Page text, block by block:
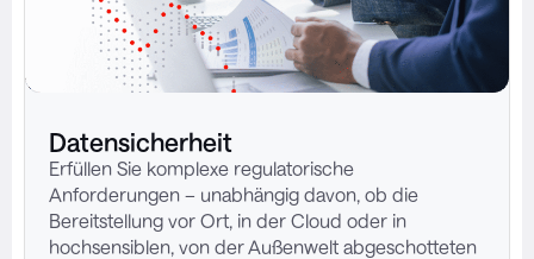
Datensicherheit
Erfüllen Sie komplexe regulatorische
Anforderungen – unabhängig davon, ob die
Bereitstellung vor Ort, in der Cloud oder in
hochsensiblen, von der Außenwelt abgeschotteten